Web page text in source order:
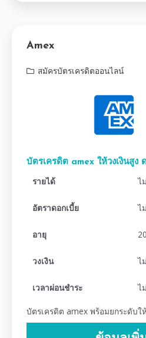
Amex
สมัครบัตรเครดิตออนไลน์
บัตรเครดิต amex ให้วงเงินสูง
รายได้ ไ
อัตราดอกเบี้ย ไ
อายุ
วงเงิน ไ
เวลาผ่อนชำระ ไ
บัตรเครดิต amex พร้อมยกระดับใ